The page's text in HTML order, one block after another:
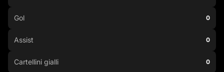
Gol 0
Assist 0
Cartellini gialli 0